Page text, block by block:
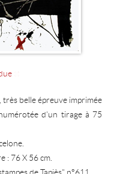
belle épreuve imprimée
d'un tirage à 75
: 76 X 56 cm.
de Tapiès" n°611.